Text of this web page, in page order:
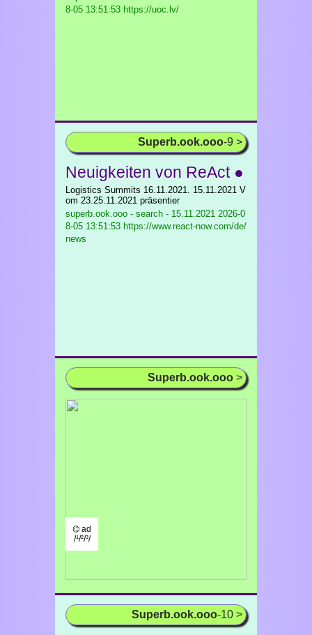
8-05 13:51:53 https://uoc.lv/
Superb.ook.ooo-9 >
Neuigkeiten von ReAct ●
Logistics Summits 16.11.2021. 15.11.2021 V
om 23.25.11.2021 präsentier
superb.ook.ooo - search - 15.11.2021 2026-0
8-05 13:51:53 https://www.react-now.com/de/
news
Superb.ook.ooo >
⌬ ad
/¹/²/³/
Superb.ook.ooo-10 >